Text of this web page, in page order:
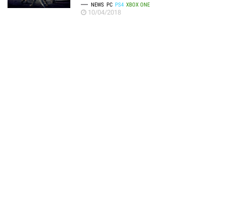
NEWS PC PS4 XBOX ONE
10/04/2018